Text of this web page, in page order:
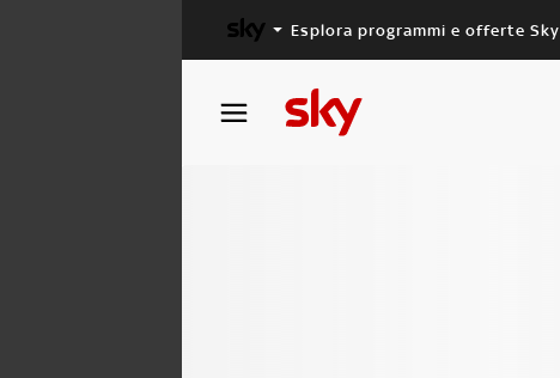
Esplora programmi e offerte Sky